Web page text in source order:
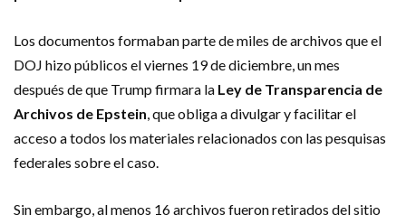
Los documentos formaban parte de miles de archivos que el
DOJ hizo públicos el viernes 19 de diciembre, un mes
después de que Trump firmara la Ley de Transparencia de
Archivos de Epstein, que obliga a divulgar y facilitar el
acceso a todos los materiales relacionados con las pesquisas
federales sobre el caso.
Sin embargo, al menos 16 archivos fueron retirados del sitio